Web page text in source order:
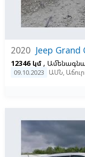
2020 Jeep Grand
12346 կմ ,
09.10.2023 ԱՄՆ,